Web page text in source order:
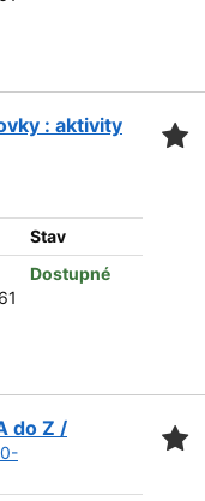
: aktivity
Stav
Dostupné
do Z /